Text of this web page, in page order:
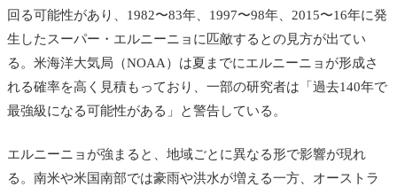
回る可能性があり、1982〜83年、1997〜98年、2015〜16年に発
生したスーパー・エルニーニョに匹敵するとの見方が出てい
る。米海洋大気局（NOAA）は夏までにエルニーニョが形成さ
れる確率を高く見積もっており、一部の研究者は「過去140年で
最強級になる可能性がある」と警告している。
エルニーニョが強まると、地域ごとに異なる形で影響が現れ
る。南米や米国南部では豪雨や洪水が増える一方、オーストラ